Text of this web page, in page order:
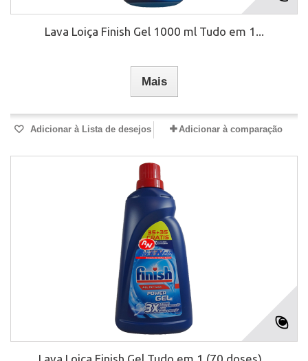
Lava Loiça Finish Gel 1000 ml Tudo em 1...
Mais
Adicionar à Lista de desejos Adicionar à comparação